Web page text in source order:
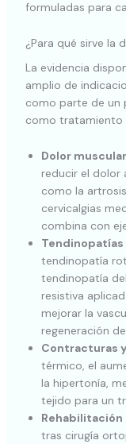
formuladas para
¿Para qué sirve la
La evidencia
amplio de
como parte de un
como tratamiento
Dolor
reducir el dolor
como la
cervicalgias
combina con
tendinopatía
tendinopatía
resistiva
mejorar la
regeneración
Contracturas
térmico, el
la hipertonía,
tejido para un
tras cirugía